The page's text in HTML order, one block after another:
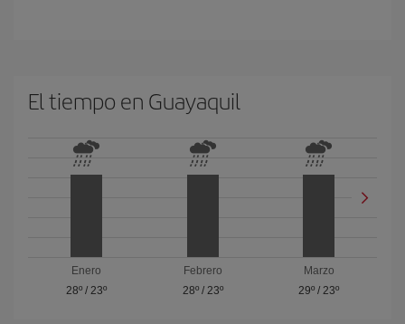
El tiempo en Guayaquil
Enero
28º/ 23º
Febrero
28º/ 23º
Marzo
29º / 23º